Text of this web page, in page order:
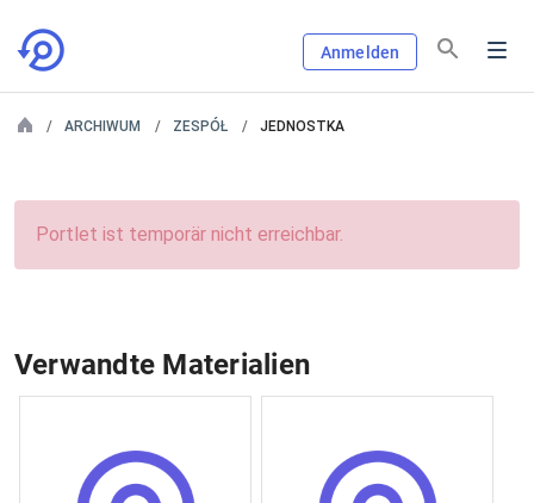
Anmelden
ARCHIWUM ZESPÓŁ JEDNOSTKA
Portlet ist temporär nicht erreichbar.
Verwandte Materialien